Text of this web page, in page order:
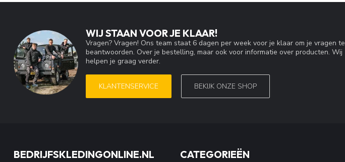
WIJ STAAN VOOR JE KLAAR!
Vragen? Vragen! Ons team staat 6 dagen per week voor je klaar om je vragen te
beantwoorden. Over je bestelling, maar ook voor informatie over producten. Wij
helpen je graag verder.
KLANTENSERVICE BEKIJK ONZE SHOP
BEDRIJFSKLEDINGONLINE.NL CATEGORIEËN